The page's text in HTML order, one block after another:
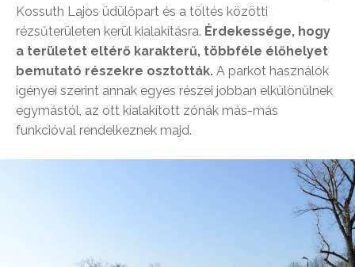
Kossuth Lajos üdülőpart és a töltés közötti
rézsűterületen kerül kialakításra. Érdekessége, hogy
a területet eltérő karakterű, többféle élőhelyet
bemutató részekre osztották. A parkot használók
igényei szerint annak egyes részei jobban elkülönülnek
egymástól, az ott kialakított zónák más-más
funkcióval rendelkeznek majd.